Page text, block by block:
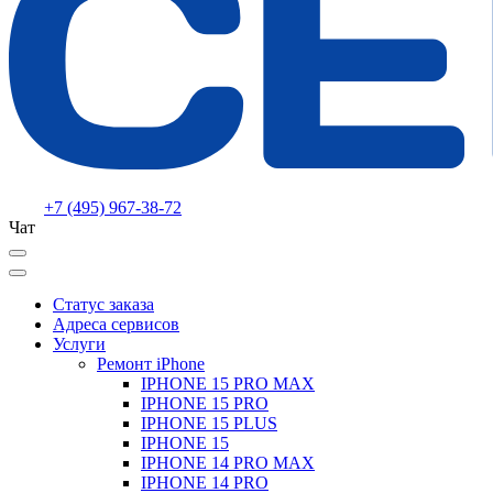
+7 (495) 967-38-72
Чат
Статус заказа
Адреса сервисов
Услуги
Ремонт iPhone
IPHONE 15 PRO MAX
IPHONE 15 PRO
IPHONE 15 PLUS
IPHONE 15
IPHONE 14 PRO MAX
IPHONE 14 PRO